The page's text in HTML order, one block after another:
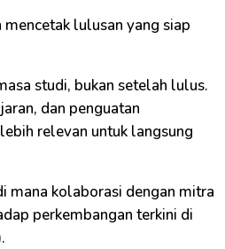
lulusan yang siap
studi, bukan setelah lulus.
dan penguatan
relevan untuk langsung
mana kolaborasi dengan mitra
perkembangan terkini di